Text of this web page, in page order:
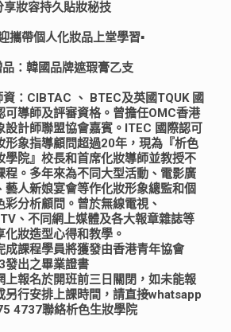
享妝容持久貼妝秘技
攜帶個人化妝品上堂學習▪️
品：韓國品牌遮瑕膏乙支
：CIBTAC 、 BTEC及英國TQUK 國
可導師及評審資格。曾擔任OMC香港
設計師聯盟協會嘉賓。ITEC 國際認可
形象指導顧問超過20年，現為『析色
學院』校長和首席化妝導師並教授不
程。多年來為不同大型活動、電影廣
藝人新娘宴會等作化妝形象總監和個
彩分析顧問。曾於無線電視、
、不同網上媒體及各大報章雜誌等
化妝造型心得和教學。
成課程學員將獲發由香港青年協會
發出之畢業證書
上報名於開班前三日關閉，如未能報
另行安排上課時間，請直接whatsapp
4737聯絡析色生妝學院